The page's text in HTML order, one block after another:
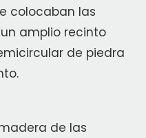
colocaban las
amplio recinto
de piedra